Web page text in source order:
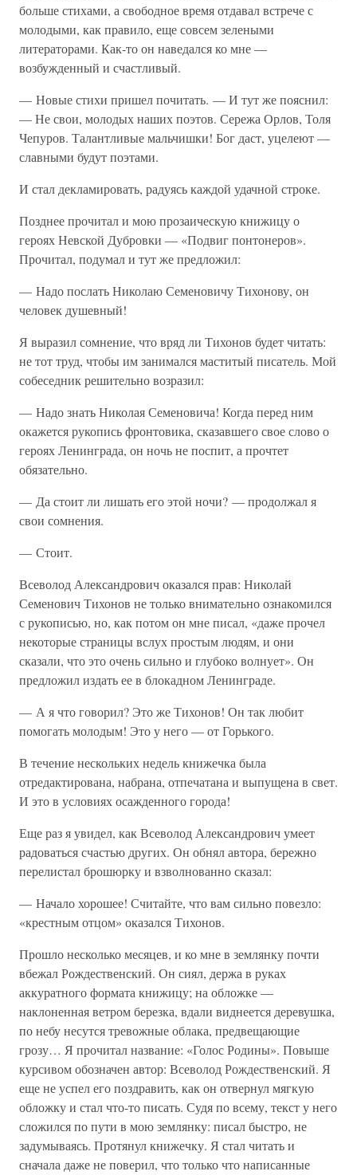
больше стихами, а свободное время отдавал встрече с
молодыми, как правило, еще совсем зелеными
литераторами. Как-то он наведался ко мне —
возбужденный и счастливый.
— Новые стихи пришел почитать. — И тут же пояснил:
— Не свои, молодых наших поэтов. Сережа Орлов, Толя
Чепуров. Талантливые мальчишки! Бог даст, уцелеют —
славными будут поэтами.
И стал декламировать, радуясь каждой удачной строке.
Позднее прочитал и мою прозаическую книжицу о
героях Невской Дубровки — «Подвиг понтонеров».
Прочитал, подумал и тут же предложил:
— Надо послать Николаю Семеновичу Тихонову, он
человек душевный!
Я выразил сомнение, что вряд ли Тихонов будет читать:
не тот труд, чтобы им занимался маститый писатель. Мой
собеседник решительно возразил:
— Надо знать Николая Семеновича! Когда перед ним
окажется рукопись фронтовика, сказавшего свое слово о
героях Ленинграда, он ночь не поспит, а прочтет
обязательно.
— Да стоит ли лишать его этой ночи? — продолжал я
свои сомнения.
— Стоит.
Всеволод Александрович оказался прав: Николай
Семенович Тихонов не только внимательно ознакомился
с рукописью, но, как потом он мне писал, «даже прочел
некоторые страницы вслух простым людям, и они
сказали, что это очень сильно и глубоко волнует». Он
предложил издать ее в блокадном Ленинграде.
— А я что говорил? Это же Тихонов! Он так любит
помогать молодым! Это у него — от Горького.
В течение нескольких недель книжечка была
отредактирована, набрана, отпечатана и выпущена в свет.
И это в условиях осажденного города!
Еще раз я увидел, как Всеволод Александрович умеет
радоваться счастью других. Он обнял автора, бережно
перелистал брошюрку и взволнованно сказал:
— Начало хорошее! Считайте, что вам сильно повезло:
«крестным отцом» оказался Тихонов.
Прошло несколько месяцев, и ко мне в землянку почти
вбежал Рождественский. Он сиял, держа в руках
аккуратного формата книжицу; на обложке —
наклоненная ветром березка, вдали виднеется деревушка,
по небу несутся тревожные облака, предвещающие
грозу… Я прочитал название: «Голос Родины». Повыше
курсивом обозначен автор: Всеволод Рождественский. Я
еще не успел его поздравить, как он отвернул мягкую
обложку и стал что-то писать. Судя по всему, текст у него
сложился по пути в мою землянку: писал быстро, не
задумываясь. Протянул книжечку. Я стал читать и
сначала даже не поверил, что только что написанные